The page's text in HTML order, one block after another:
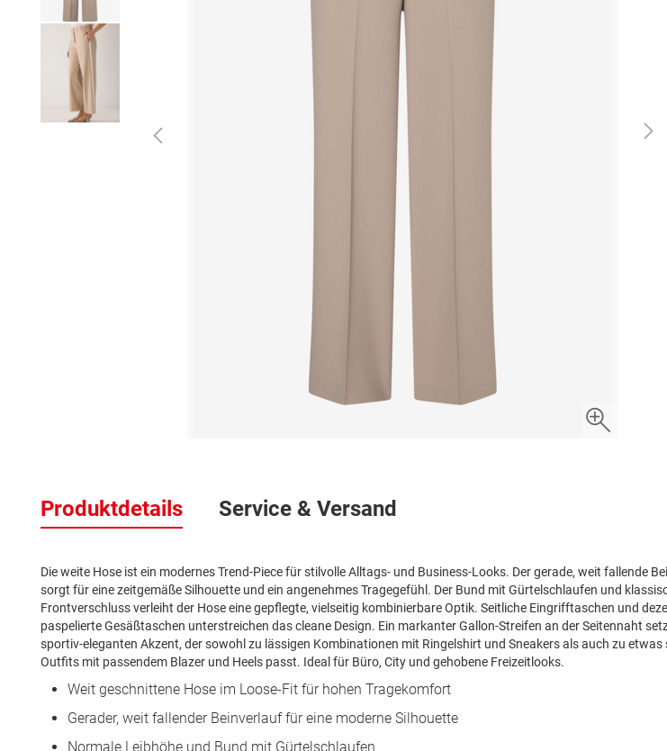
Bildergalerie
springen
Produktdetails
Die weite Hose ist ein modernes Trend-Piece für stilvolle Alltags- und Business-Looks. Der gerade, weit fallende
sorgt für eine zeitgemäße Silhouette und ein angenehmes Tragegefühl. Der Bund mit Gürtelschlaufen und
Frontverschluss verleiht der Hose eine gepflegte, vielseitig kombinierbare Optik. Seitliche Eingrifftaschen und
paspelierte Gesäßtaschen unterstreichen das cleane Design. Ein markanter Gallon-Streifen an der Seitennaht
sportiv-eleganten Akzent, der sowohl zu lässigen Kombinationen mit Ringelshirt und Sneakers als auch zu etwas
Outfits mit passendem Blazer und Heels passt. Ideal für Büro, City und gehobene Freizeitlooks.
Weit geschnittene Hose im Loose-Fit für hohen Tragekomfort
Gerader, weit fallender Beinverlauf für eine moderne Silhouette
Normale Leibhöhe und Bund mit Gürtelschlaufen
Service & Versand